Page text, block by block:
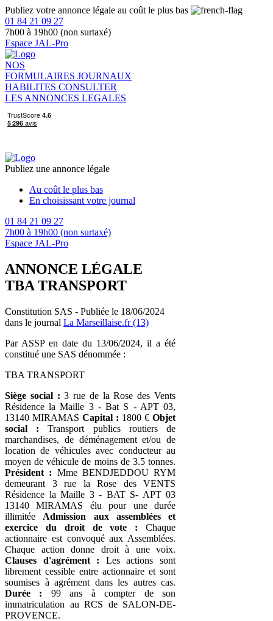
Publiez votre annonce légale au coût le plus bas
01 84 21 09 27
7h00 à 19h00 (non surtaxé)
Espace JAL-Pro
NOS
FORMULAIRES JOURNAUX
HABILITES CONSULTER
LES ANNONCES LEGALES
Publiez une annonce légale
Au coût le plus bas
En choisissant votre journal
01 84 21 09 27
7h00 à 19h00 (non surtaxé)
Espace JAL-Pro
ANNONCE LÉGALE
TBA TRANSPORT
Constitution SAS - Publiée le 18/06/2024
dans le journal La Marseillaise.fr (13)
Par ASSP en date du 13/06/2024, il a été
constitué une SAS dénommée :
TBA TRANSPORT
Siège social : 3 rue de la Rose des Vents
Résidence la Maille 3 - Bat S - APT 03,
13140 MIRAMAS Capital : 1800 € Objet
social : Transport publics routiers de
marchandises, de déménagement et/ou de
location de véhicules avec conducteur au
moyen de véhicule de moins de 3.5 tonnes.
Président : Mme BENDJEDDOU RYM
demeurant 3 rue la Rose des VENTS
Résidence la Maille 3 - BAT S- APT 03
13140 MIRAMAS élu pour une durée
illimitée Admission aux assemblées et
exercice du droit de vote : Chaque
actionnaire est convoqué aux Assemblées.
Chaque action donne droit à une voix.
Clauses d'agrément : Les actions sont
librement cessible entre actionnaire et sont
soumises à agrément dans les autres cas.
Durée : 99 ans à compter de son
immatriculation au RCS de SALON-DE-
PROVENCE.